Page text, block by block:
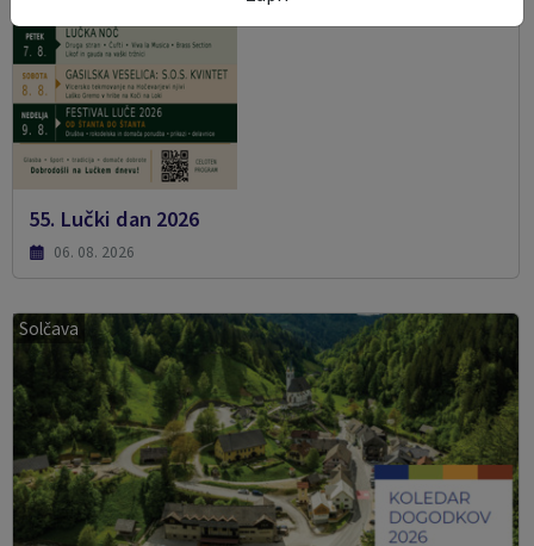
55. Lučki dan 2026
06. 08. 2026
Solčava